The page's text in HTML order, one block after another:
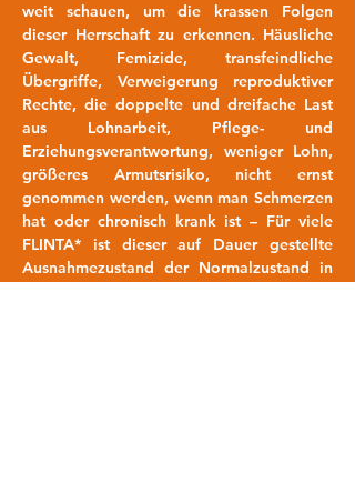
weit schauen, um die krassen Folgen
dieser Herrschaft zu erkennen. Häusliche
Gewalt, Femizide, transfeindliche
Übergriffe, Verweigerung reproduktiver
Rechte, die doppelte und dreifache Last
aus Lohnarbeit, Pflege- und
Erziehungsverantwortung, weniger Lohn,
größeres Armutsrisiko, nicht ernst
genommen werden, wenn man Schmerzen
hat oder chronisch krank ist – Für viele
FLINTA* ist dieser auf Dauer gestellte
Ausnahmezustand der Normalzustand in